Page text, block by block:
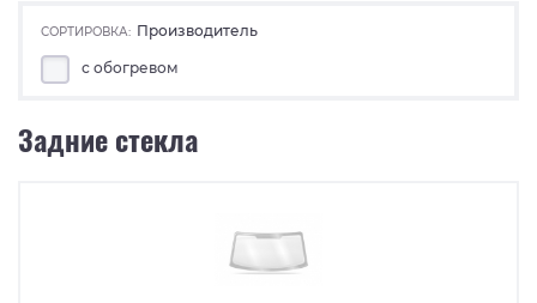
СОРТИРОВКА: Производитель
с обогревом
Задние стекла